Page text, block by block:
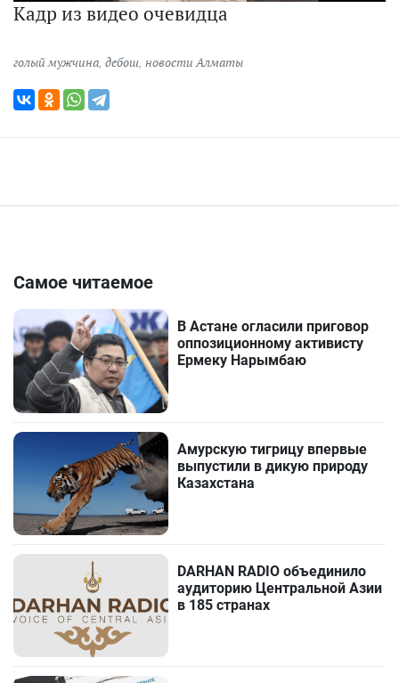
Кадр из видео очевидца
голый мужчина, дебош, новости Алматы
Самое читаемое
В Астане огласили приговор
оппозиционному активисту
Ермеку Нарымбаю
Амурскую тигрицу впервые
выпустили в дикую природу
Казахстана
DARHAN RADIO объединило
аудиторию Центральной Азии
в 185 странах